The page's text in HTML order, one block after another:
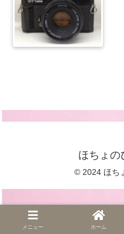
ほちょの
© 2024 ほち
メニュー ホーム